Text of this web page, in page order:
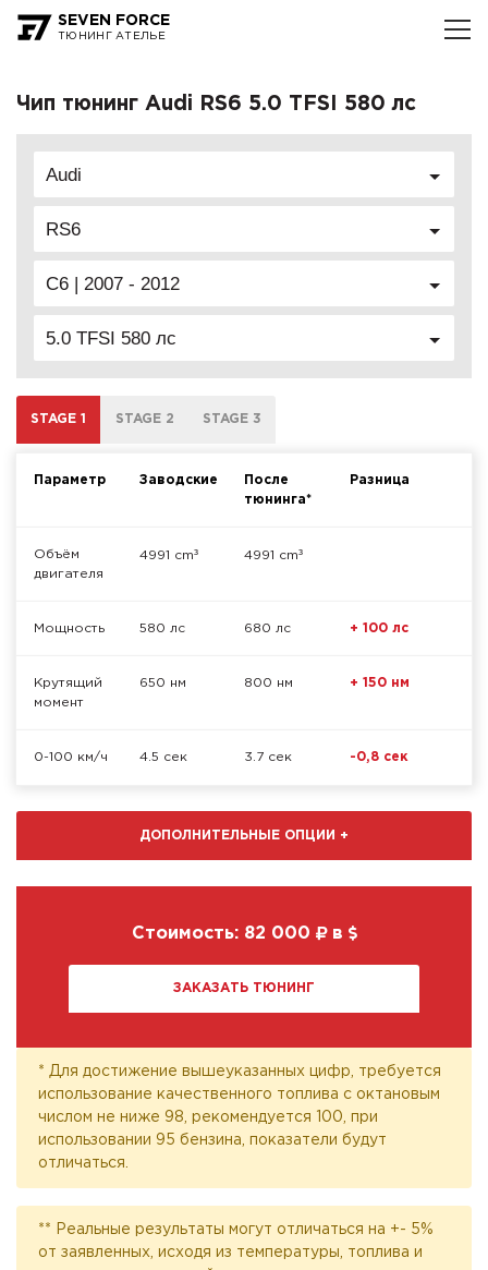
SEVEN FORCE
ТЮНИНГ АТЕЛЬЕ
Чип тюнинг Audi RS6 5.0 TFSI 580 лс
Audi
RS6
C6 | 2007 - 2012
5.0 TFSI 580 лс
STAGE 1 STAGE 2 STAGE 3
Параметр Заводские
После
тюнинга*
Разница
Объём
двигателя
4991 cm³ 4991 cm³
Мощность 580 лс 680 лс + 100 лс
Крутящий
момент
650 нм 800 нм + 150 нм
0-100 км/ч 4.5 сек 3.7 сек -0,8 сек
ДОПОЛНИТЕЛЬНЫЕ ОПЦИИ +
Стоимость: 82 000 в
ЗАКАЗАТЬ ТЮНИНГ
* Для достижение вышеуказанных цифр, требуется
использование качественного топлива с октановым
числом не ниже 98, рекомендуется 100, при
использовании 95 бензина, показатели будут
отличаться.
** Реальные результаты могут отличаться на +- 5%
от заявленных, исходя из температуры, топлива и